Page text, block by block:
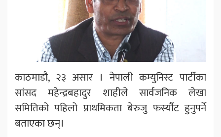
काठमाडौ, २३ असार । नेपाली कम्युनिस्ट पार्टीका
सांसद महेन्द्रबहादुर शाहीले सार्वजनिक लेखा
समितिको पहिलो प्राथमिकता बेरुजु फर्स्यौट हुनुपर्ने
बताएका छन्।